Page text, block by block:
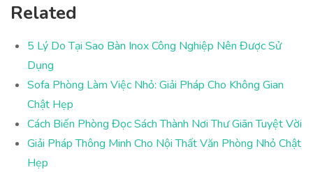
Related
5 Lý Do Tại Sao Bàn Inox Công Nghiệp Nên Được Sử
Dụng
Sofa Phòng Làm Việc Nhỏ: Giải Pháp Cho Không Gian
Chật Hẹp
Cách Biến Phòng Đọc Sách Thành Nơi Thư Giãn Tuyệt Vời
Giải Pháp Thông Minh Cho Nội Thất Văn Phòng Nhỏ Chật
Hẹp